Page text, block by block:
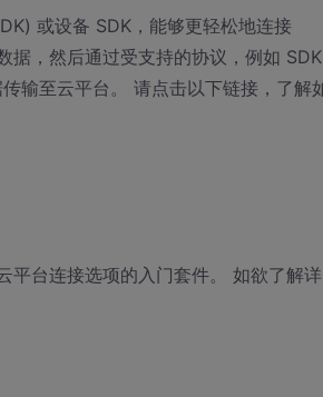
或设备 SDK，能够更轻松地连接
据，然后通过受支持的协议，例如
输至云平台。 请点击以下链接，了解
平台连接选项的入门套件。 如欲了解详